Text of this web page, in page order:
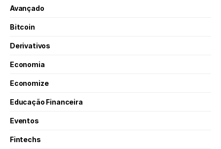
Avançado
Bitcoin
Derivativos
Economia
Economize
Educação Financeira
Eventos
Fintechs